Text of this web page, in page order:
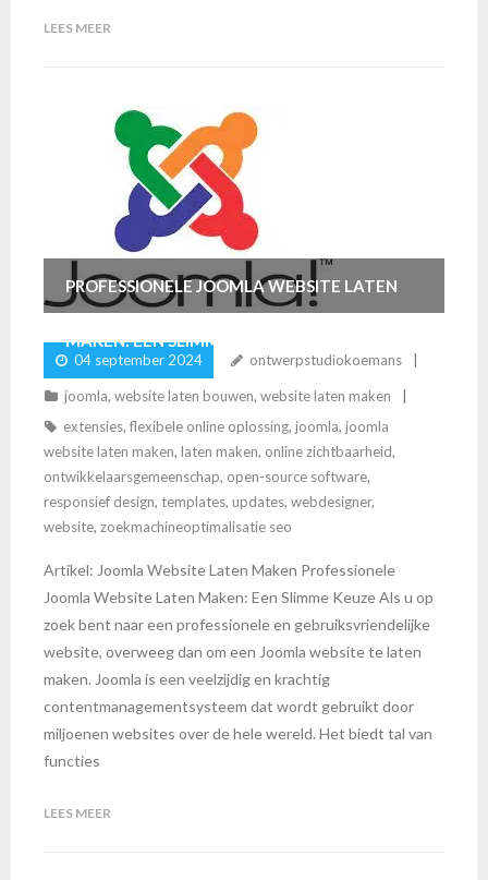
LEES MEER
PROFESSIONELE JOOMLA WEBSITE LATEN
MAKEN: EEN SLIMME KEUZE
04 september 2024 ontwerpstudiokoemans
joomla, website laten bouwen, website laten maken
extensies, flexibele online oplossing, joomla, joomla
website laten maken, laten maken, online zichtbaarheid,
ontwikkelaarsgemeenschap, open-source software,
responsief design, templates, updates, webdesigner,
website, zoekmachineoptimalisatie seo
Artikel: Joomla Website Laten Maken Professionele
Joomla Website Laten Maken: Een Slimme Keuze Als u op
zoek bent naar een professionele en gebruiksvriendelijke
website, overweeg dan om een Joomla website te laten
maken. Joomla is een veelzijdig en krachtig
contentmanagementsysteem dat wordt gebruikt door
miljoenen websites over de hele wereld. Het biedt tal van
functies
LEES MEER